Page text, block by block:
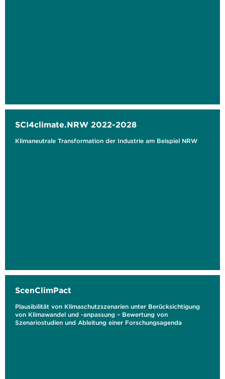
SCI4climate.NRW 2022-2028
Klimaneutrale Transformation der Industrie am Beispiel NRW
ScenClimPact
Plausibilität von Klimaschutzszenarien unter Berücksichtigung
von Klimawandel und -anpassung – Bewertung von
Szenariostudien und Ableitung einer Forschungsagenda